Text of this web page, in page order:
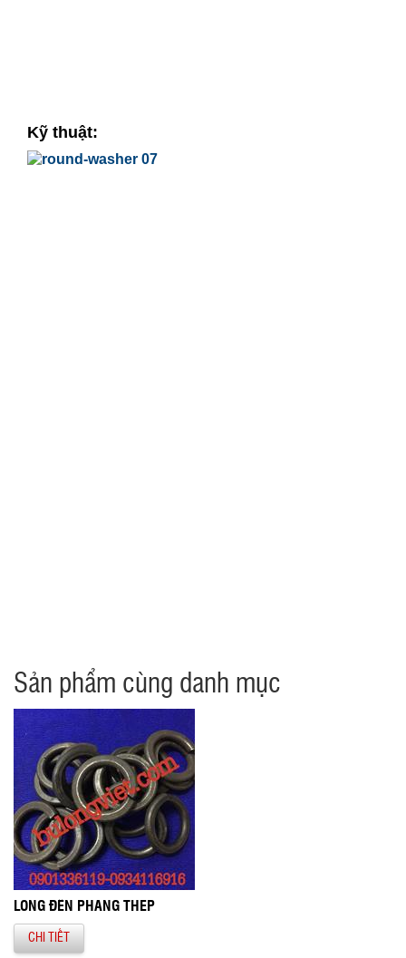
Kỹ thuật:
Sản phẩm cùng danh mục
LONG ĐỀN PHẲNG THÉP
CHI TIẾT